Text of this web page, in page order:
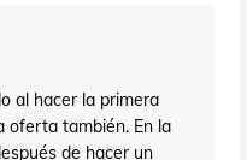
al hacer la primera
oferta también. En la
de hacer un